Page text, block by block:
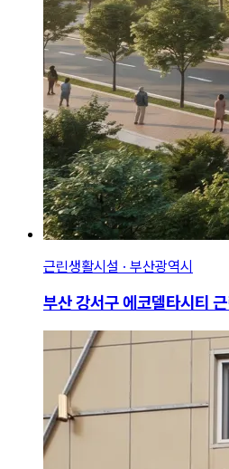
근린생활시설 · 부산광역시
부산 강서구 에코델타시티